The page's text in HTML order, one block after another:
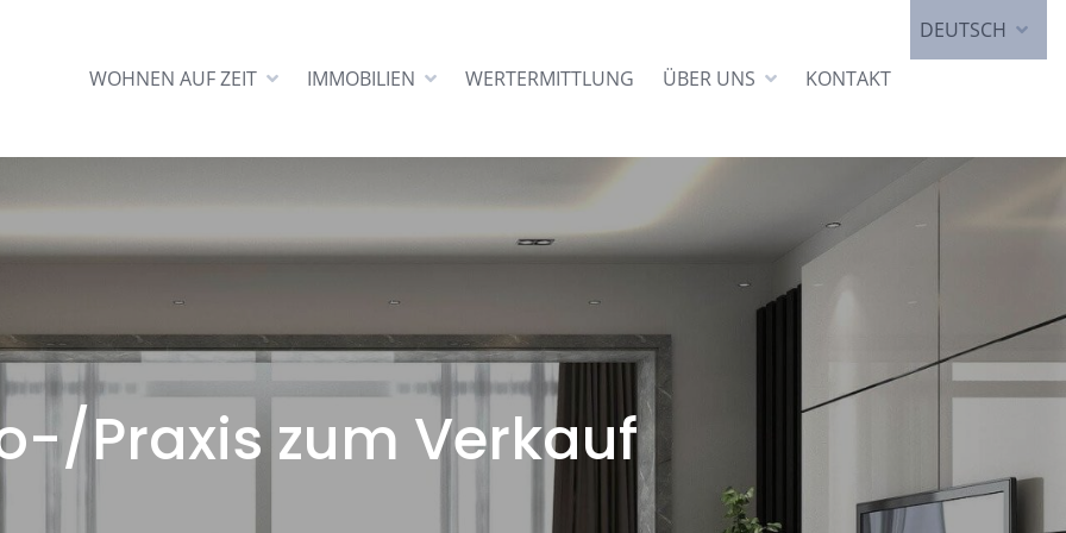
WOHNEN AUF ZEIT IMMOBILIEN WERTERMITTLUNG ÜBER UNS KONTAKT
DEUTSCH
Praxis zum Verkauf